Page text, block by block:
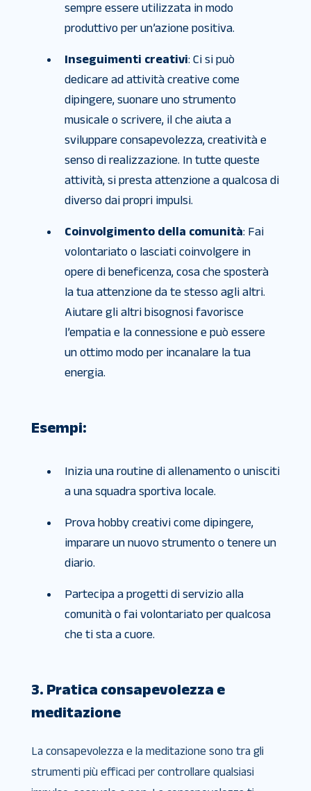
sempre essere utilizzata in modo
produttivo per un’azione positiva.
Inseguimenti creativi: Ci si può
dedicare ad attività creative come
dipingere, suonare uno strumento
musicale o scrivere, il che aiuta a
sviluppare consapevolezza, creatività e
senso di realizzazione. In tutte queste
attività, si presta attenzione a qualcosa di
diverso dai propri impulsi.
Coinvolgimento della comunità: Fai
volontariato o lasciati coinvolgere in
opere di beneficenza, cosa che sposterà
la tua attenzione da te stesso agli altri.
Aiutare gli altri bisognosi favorisce
l’empatia e la connessione e può essere
un ottimo modo per incanalare la tua
energia.
Esempi:
Inizia una routine di allenamento o unisciti
a una squadra sportiva locale.
Prova hobby creativi come dipingere,
imparare un nuovo strumento o tenere un
diario.
Partecipa a progetti di servizio alla
comunità o fai volontariato per qualcosa
che ti sta a cuore.
3. Pratica consapevolezza e
meditazione
La consapevolezza e la meditazione sono tra gli
strumenti più efficaci per controllare qualsiasi